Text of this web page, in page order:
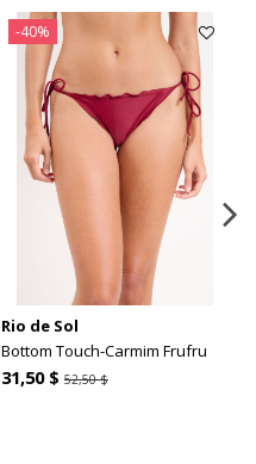
-40%
Rio de Sol
Bottom Touch-Carmim Frufru
31,50 $ 52,50 $